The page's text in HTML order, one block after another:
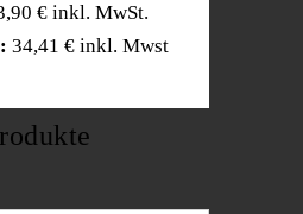
€ inkl. MwSt.
34,41 € inkl. Mwst